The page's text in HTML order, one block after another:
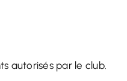
autorisés par le club.